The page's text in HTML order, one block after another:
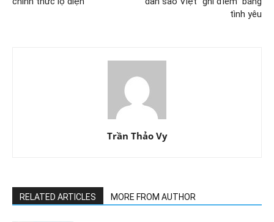
tình yêu
Trần Thảo Vy
RELATED ARTICLES MORE FROM AUTHOR